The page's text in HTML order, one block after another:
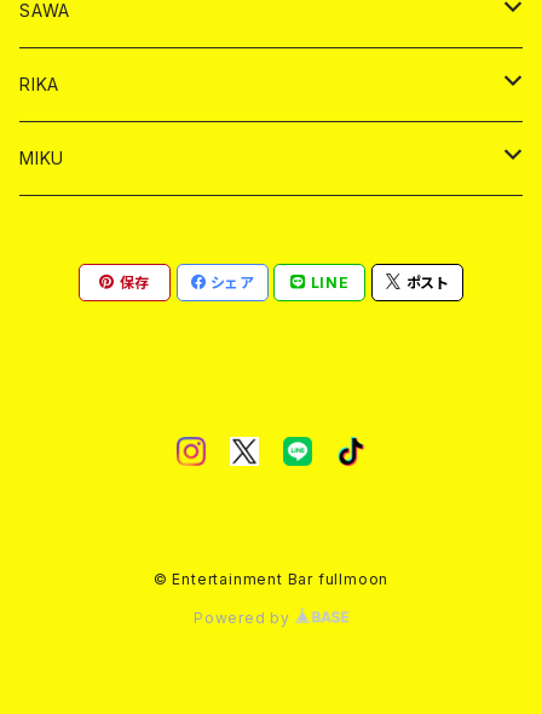
シャンパン
ヤードグラス
チェキ
ドリンク
ショット
シャンパン
ヤードグラス
チェキ
ドリンク
シャンパン
ショット
ヤードグラス
バイカ
チェキ
SAWA
ドリンク
シャンパン
バイカ
RIKA
ドリンク
MIKU
シャンパン
保存 シェア LINE ポスト
© Entertainment Bar fullmoon
Powered by